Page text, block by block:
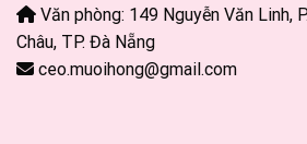
Văn phòng: 149 Nguyễn Văn Linh,
Châu, TP. Đà Nẵng
ceo.muoihong@gmail.com